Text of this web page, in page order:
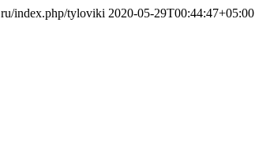
index.php/tyloviki 2020-05-29T00:44:47+05:00